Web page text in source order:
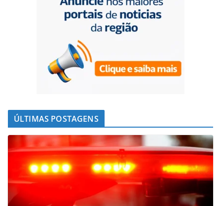
ÚLTIMAS POSTAGENS